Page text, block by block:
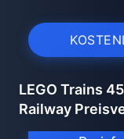
LEGO Trains
Railway